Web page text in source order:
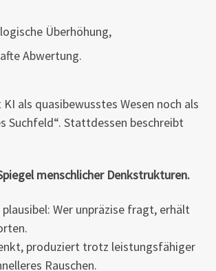
Überhöhung,
Abwertung.
als quasibewusstes Wesen noch als
Suchfeld“. Stattdessen beschreibt
menschlicher Denkstrukturen.
Wer unpräzise fragt, erhält
produziert trotz leistungsfähiger
Rauschen.